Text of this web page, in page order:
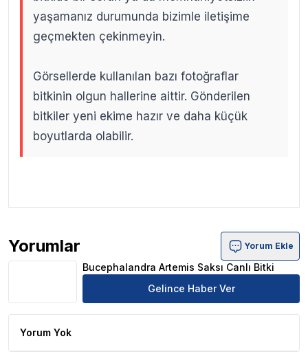
yaşamanız durumunda bizimle iletişime
geçmekten çekinmeyin.
Görsellerde kullanılan bazı fotoğraflar
bitkinin olgun hallerine aittir. Gönderilen
bitkiler yeni ekime hazır ve daha küçük
boyutlarda olabilir.
Yorumlar
Bucephalandra Artemis Saksı Canlı Bitki Ürün Yorumları
Yorum Ekle
Bucephalandra Artemis Saksı Canlı Bitki
Gelince Haber Ver
Yorum Yok